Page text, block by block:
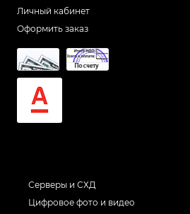
Личный кабинет
Оформить заказ
Серверы и СХД
Цифровое фото и видео